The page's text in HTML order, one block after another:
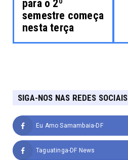
para o 2º
semestre começa
nesta terça
SIGA-NOS NAS REDES SOCIAIS
Eu Amo Samambaia-DF
Taguatinga-DF News